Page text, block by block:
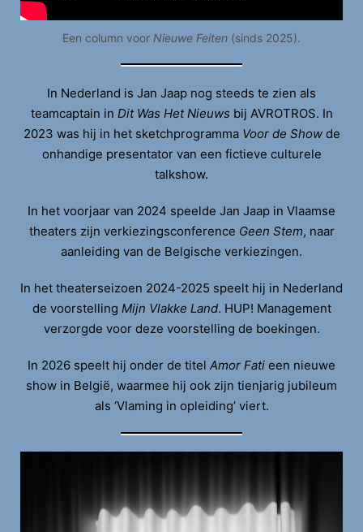
Een column voor Nieuwe Feiten (sinds 2025).
In Nederland is Jan Jaap nog steeds te zien als
teamcaptain in Dit Was Het Nieuws bij AVROTROS. In
2023 was hij in het sketchprogramma Voor de Showde
onhandige presentator van een fictieve culturele
talkshow.
In het voorjaar van 2024 speelde Jan Jaap in Vlaamse
theaters zijn verkiezingsconference Geen Stem, naar
aanleiding van de Belgische verkiezingen.
In het theaterseizoen 2024-2025 speelt hij in Nederland
de voorstelling Mijn Vlakke Land. HUP! Management
verzorgde voor deze voorstelling de boekingen.
In 2026 speelt hij onder de titel Amor Fati een nieuwe
show in België, waarmee hij ook zijn tienjarig jubileum
als ‘Vlaming in opleiding’ viert.